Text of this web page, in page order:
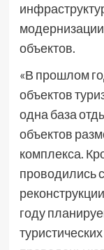
объектов.
«В прошлом
объектов
одна база
объектов
комплекса.
проводились
году